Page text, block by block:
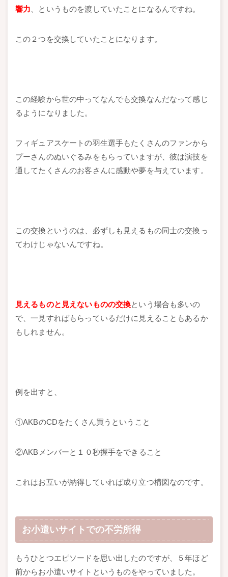
響力 、というものを渡していたことになるんですね。
この２つを交換していたことになります。
この経験から世の中ってなんでも交換なんだなって感じ
るようになりました。
フィギュアスケートの羽生選手もたくさんのファンから
プーさんのぬいぐるみをもらっていますが、彼は演技を
通してたくさんのお客さんに感動や夢を与えています。
この交換というのは、必ずしも見えるもの同士の交換っ
てわけじゃないんですね。
見えるものと見えないものの交換という場合も多いの
で、一見すればもらっているだけに見えることもあるか
もしれません。
例を出すと、
①AKBのCDをたくさん買うということ
②AKBメンバーと１０秒握手をできること
これはお互いが納得していれば成り立つ構図なのです。
お小遣いサイトでの不労所得
もうひとつエピソードを思い出したのですが、５年ほど
前からお小遣いサイトというものをやっていました。